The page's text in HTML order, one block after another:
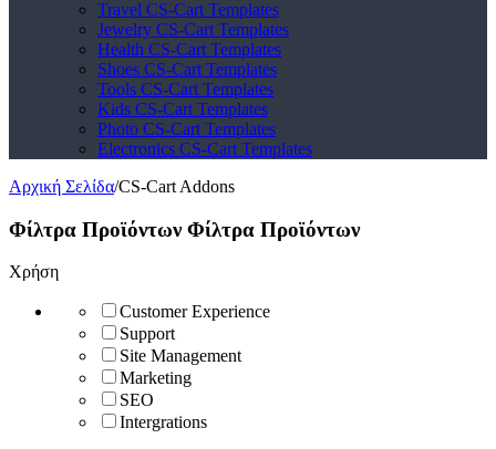
Travel CS-Cart Templates
Jewelry CS-Cart Templates
Health CS-Cart Templates
Shoes CS-Cart Templates
Tools CS-Cart Templates
Kids CS-Cart Templates
Photo CS-Cart Templates
Electronics CS-Cart Templates
Αρχική Σελίδα/CS-Cart Addons
Φίλτρα Προϊόντων Φίλτρα Προϊόντων
Χρήση
Customer Experience
Support
Site Management
Marketing
SEO
Intergrations